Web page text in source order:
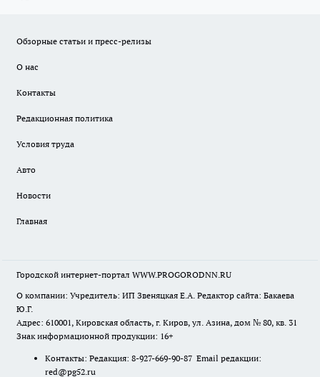
Обзорные статьи и пресс-релизы
О нас
Контакты
Редакционная политика
Условия труда
Авто
Новости
Главная
Городской интернет-портал WWW.PROGORODNN.RU
О компании: Учредитель: ИП Звеняцкая Е.А. Редактор сайта: Бакаева
Ю.Г.
Адрес: 610001, Кировская область, г. Киров, ул. Азина, дом № 80, кв. 31
Знак информационной продукции: 16+
Контакты: Редакция: 8-927-669-90-87 Email редакции:
red@pg52.ru